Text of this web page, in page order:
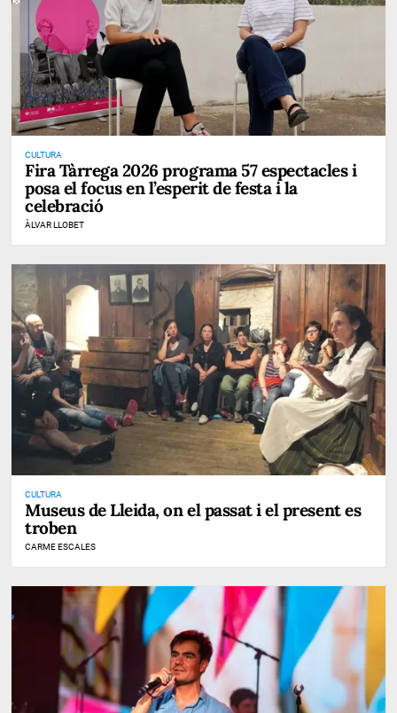
CULTURA
Fira Tàrrega 2026 programa 57 espectacles i
posa el focus en l’esperit de festa i la
celebració
ÀLVAR LLOBET
CULTURA
Museus de Lleida, on el passat i el present es
troben
CARME ESCALES